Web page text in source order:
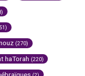
(270)
haTorah (220)